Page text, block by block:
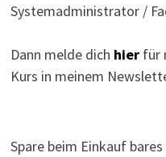
Systemadministrator /
Dann melde dich hierfür
Kurs in meinem
Spare beim Einkauf